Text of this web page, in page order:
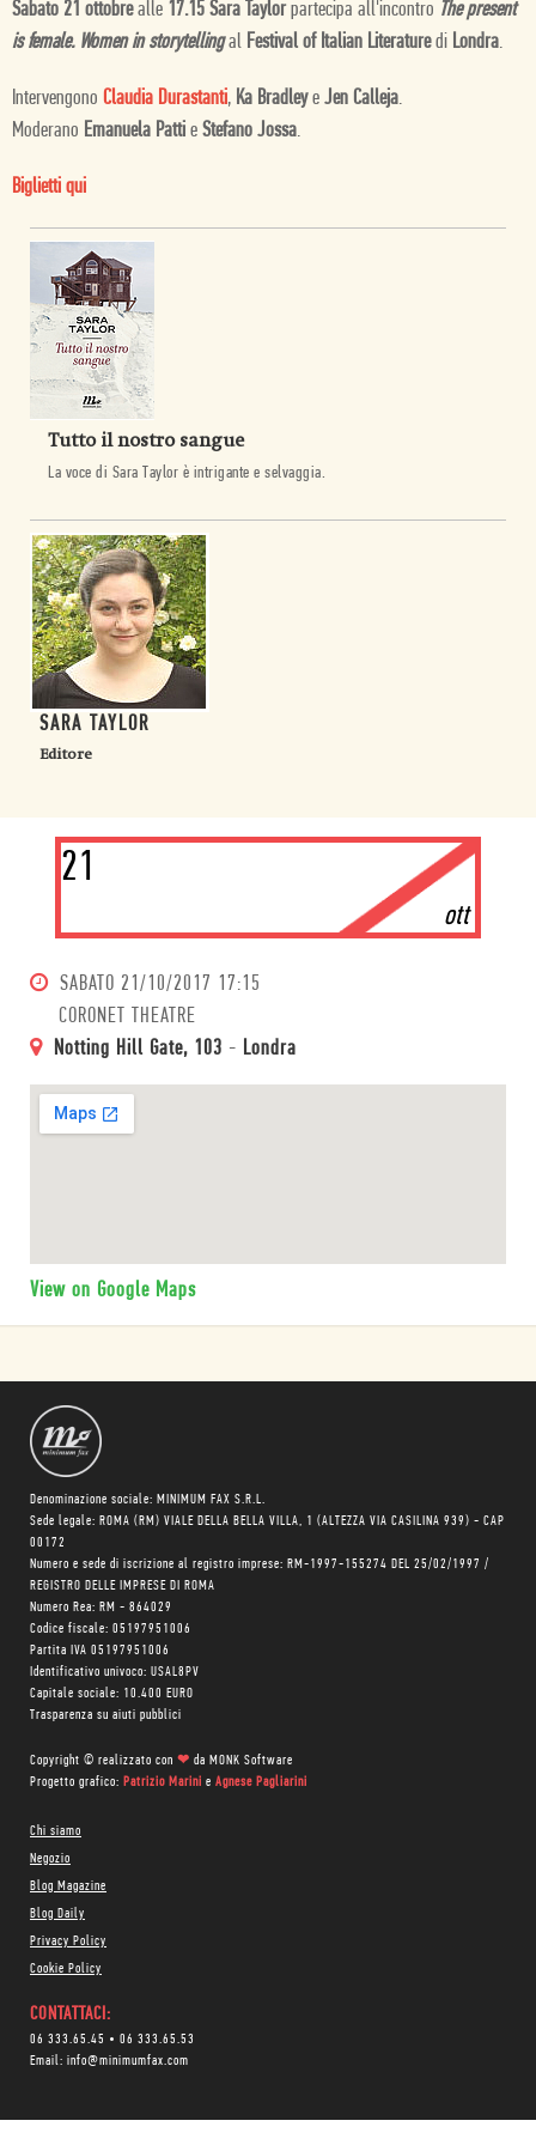
Sabato 21 ottobrealle 17.15 Sara Taylorpartecipa all'incontro The present
is female. Women in storytellingal Festival of Italian Literaturedi Londra.
Intervengono Claudia Durastanti, Ka Bradleye Jen Calleja.
Moderano Emanuela Patti e Stefano Jossa.
Biglietti qui
Tutto il nostro sangue
La voce di Sara Taylor è intrigante e selvaggia.
SARA TAYLOR
Editore
21
ott
SABATO 21/10/2017 17:15
CORONET THEATRE
Notting Hill Gate, 103 - Londra
View on Google Maps
Denominazione sociale: MINIMUM FAX S.R.L.
Sede legale: ROMA (RM) VIALE DELLA BELLA VILLA, 1 (ALTEZZA VIA CASILINA 939) - CAP
00172
Numero e sede di iscrizione al registro imprese: RM-1997-155274 DEL 25/02/1997 /
REGISTRO DELLE IMPRESE DI ROMA
Numero Rea: RM - 864029
Codice fiscale: 05197951006
Partita IVA 05197951006
Identificativo univoco: USAL8PV
Capitale sociale: 10.400 EURO
Trasparenza su aiuti pubblici
Copyright © realizzato con ❤ da MONK Software
Progetto grafico: Patrizio Marini e Agnese Pagliarini
Chi siamo
Negozio
Blog Magazine
Blog Daily
Privacy Policy
Cookie Policy
CONTATTACI:
06 333.65.45 • 06 333.65.53
Email: info@minimumfax.com